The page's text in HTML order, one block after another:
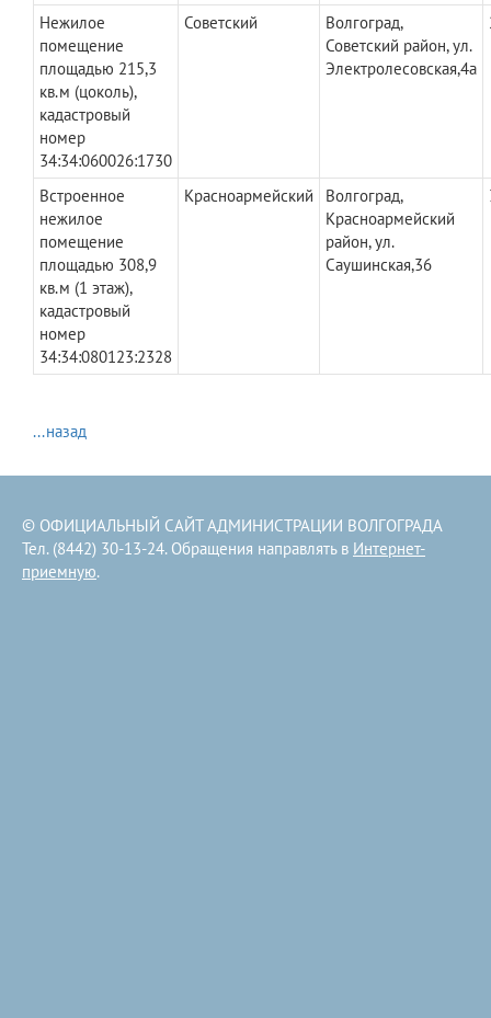
Нежилое
помещение
площадью 215,3
кв.м (цоколь),
кадастровый
номер
34:34:060026:1730
Советский
Волгоград,
Советский район, ул.
Электролесовская,4а
Встроенное
нежилое
помещение
площадью 308,9
кв.м (1 этаж),
кадастровый
номер
34:34:080123:2328
Красноармейский
Волгоград,
Красноармейский
район, ул.
Саушинская,36
...назад
© ОФИЦИАЛЬНЫЙ САЙТ АДМИНИСТРАЦИИ ВОЛГОГРАДА
Тел. (8442) 30-13-24. Обращения направлять в Интернет-
приемную.